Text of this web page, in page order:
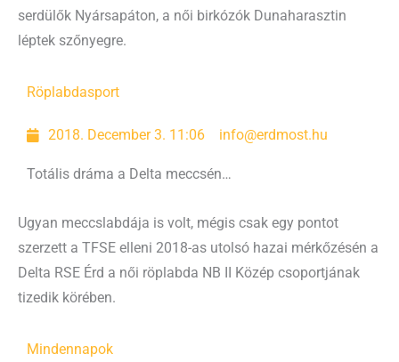
serdülők Nyársapáton, a női birkózók Dunaharasztin
léptek szőnyegre.
Röplabdasport
2018. December 3. 11:06 info@erdmost.hu
Totális dráma a Delta meccsén…
Ugyan meccslabdája is volt, mégis csak egy pontot
szerzett a TFSE elleni 2018-as utolsó hazai mérkőzésén a
Delta RSE Érd a női röplabda NB II Közép csoportjának
tizedik körében.
Mindennapok